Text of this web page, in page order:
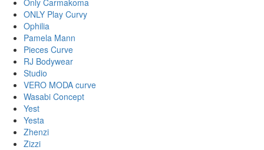
Only Carmakoma
ONLY Play Curvy
Ophilia
Pamela Mann
Pieces Curve
RJ Bodywear
Studio
VERO MODA curve
Wasabi Concept
Yest
Yesta
Zhenzi
Zizzi